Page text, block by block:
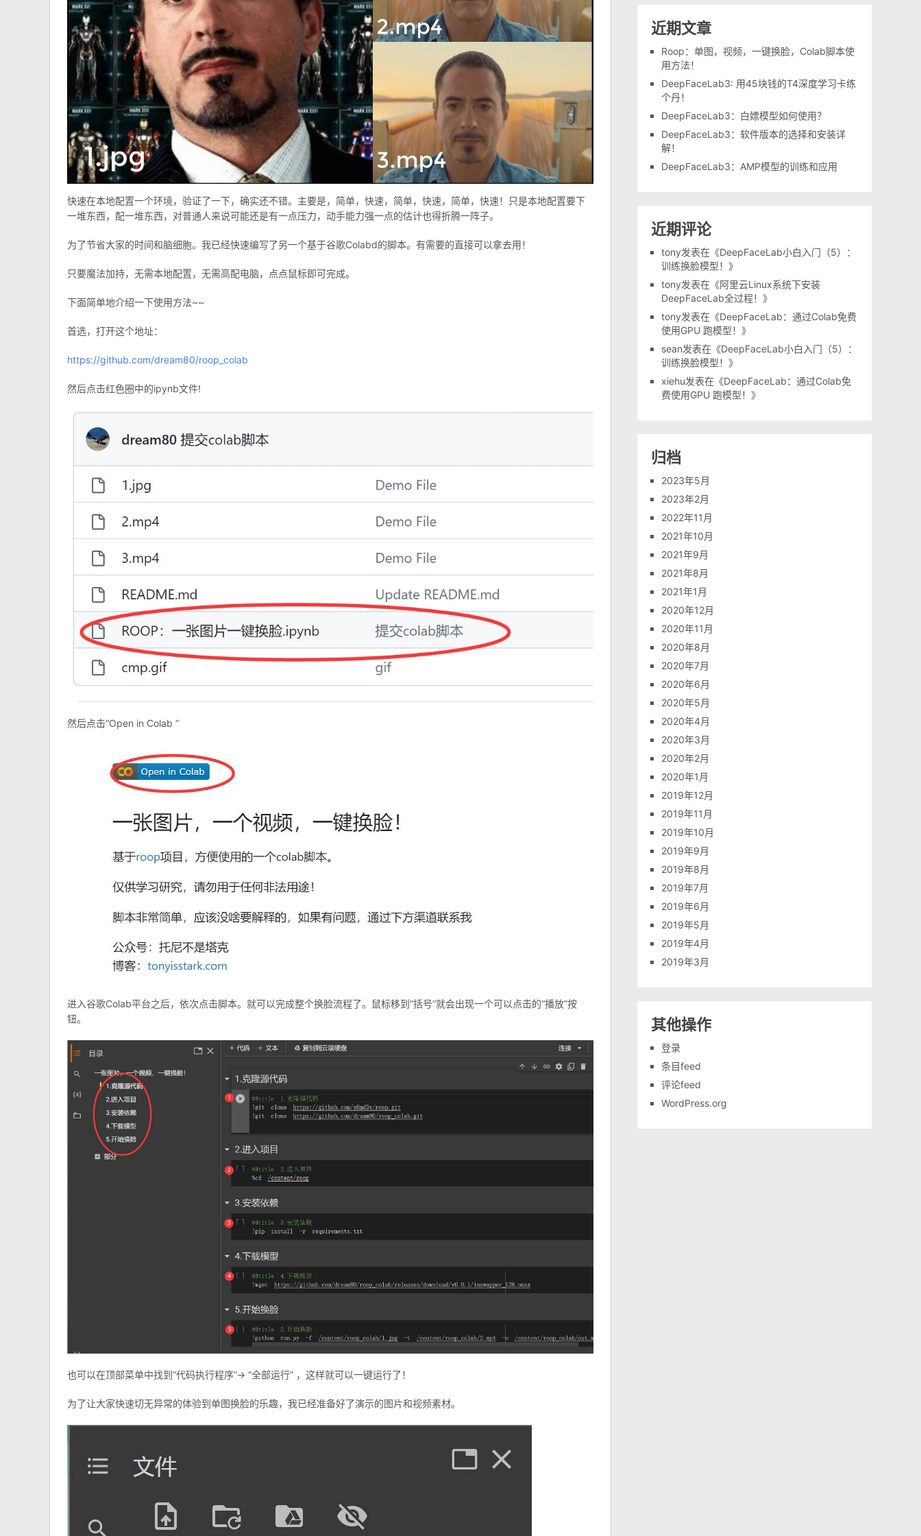
快速在本地配置一个环境，验证了一下，确实还不错。主要是，简单，快速，简单，快速，简单，快速！只是本地配置要下
一堆东西，配一堆东西，对普通人来说可能还是有一点压力，动手能力强一点的估计也得折腾一阵子。
为了节省大家的时间和脑细胞。我已经快速编写了另一个基于谷歌Colabd的脚本。有需要的直接可以拿去用！
只要魔法加持，无需本地配置，无需高配电脑，点点鼠标即可完成。
下面简单地介绍一下使用方法~~
首选，打开这个地址：
https://github.com/dream80/roop_colab
然后点击红色圈中的ipynb文件!
然后点击“Open in Colab ”
进入谷歌Colab平台之后，依次点击脚本。就可以完成整个换脸流程了。鼠标移到“括号”就会出现一个可以点击的“播放”按
钮。
也可以在顶部菜单中找到“代码执行程序”-> “全部运行” ，这样就可以一键运行了！
为了让大家快速切无异常的体验到单图换脸的乐趣，我已经准备好了演示的图片和视频素材。
近期文章
Roop：单图，视频，一键换脸，Colab脚本使
用方法！
DeepFaceLab3: 用45块钱的T4深度学习卡练
个丹！
DeepFaceLab3：白嫖模型如何使用？
DeepFaceLab3：软件版本的选择和安装详
解！
DeepFaceLab3：AMP模型的训练和应用
近期评论
tony发表在《DeepFaceLab小白入门（5）：
训练换脸模型！ 》
tony发表在《阿里云Linux系统下安装
DeepFaceLab全过程！ 》
tony发表在《DeepFaceLab：通过Colab免费
使用GPU 跑模型！ 》
sean发表在《DeepFaceLab小白入门（5）：
训练换脸模型！ 》
xiehu发表在《DeepFaceLab：通过Colab免
费使用GPU 跑模型！ 》
归档
2023年5月
2023年2月
2022年11月
2021年10月
2021年9月
2021年8月
2021年1月
2020年12月
2020年11月
2020年8月
2020年7月
2020年6月
2020年5月
2020年4月
2020年3月
2020年2月
2020年1月
2019年12月
2019年11月
2019年10月
2019年9月
2019年8月
2019年7月
2019年6月
2019年5月
2019年4月
2019年3月
其他操作
登录
条目feed
评论feed
WordPress.org